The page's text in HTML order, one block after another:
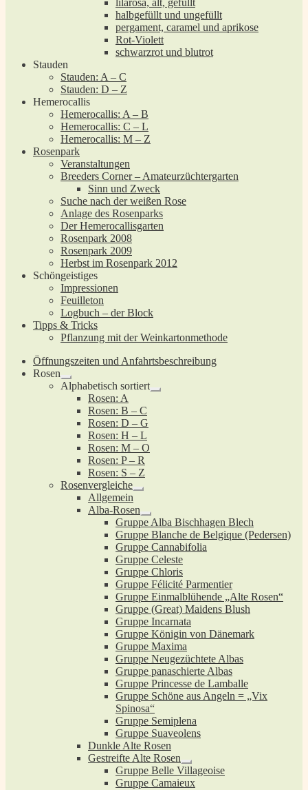
lilarosa, alt, gefüllt
halbgefüllt und ungefüllt
pergament, caramel und aprikose
Rot-Violett
schwarzrot und blutrot
Stauden
Stauden: A – C
Stauden: D – Z
Hemerocallis
Hemerocallis: A – B
Hemerocallis: C – L
Hemerocallis: M – Z
Rosenpark
Veranstaltungen
Breeders Corner – Amateurzüchtergarten
Sinn und Zweck
Suche nach der weißen Rose
Anlage des Rosenparks
Der Hemerocallisgarten
Rosenpark 2008
Rosenpark 2009
Herbst im Rosenpark 2012
Schöngeistiges
Impressionen
Feuilleton
Logbuch – der Block
Tipps & Tricks
Pflanzung mit der Weinkartonmethode
Öffnungszeiten und Anfahrtsbeschreibung
Rosen
Untermenü
öffnen
Alphabetisch sortiert
Untermenü
Rosen: A
Rosen: B – C
Rosen: D – G
Rosen: H – L
Rosen: M – O
Rosen: P – R
Rosen: S – Z
Rosenvergleiche
Untermenü
Allgemein
Alba-Rosen
Untermenü
öffnen
Gruppe Alba Bischhagen Blech
Gruppe Blanche de Belgique (Pedersen)
Gruppe Cannabifolia
Gruppe Celeste
Gruppe Chloris
Gruppe Félicité Parmentier
Gruppe Einmalblühende „Alte Rosen“
Gruppe (Great) Maidens Blush
Gruppe Incarnata
Gruppe Königin von Dänemark
Gruppe Maxima
Gruppe Neugezüchtete Albas
Gruppe panaschierte Albas
Gruppe Princesse de Lamballe
Gruppe Schöne aus Angeln = „Vix
Spinosa“
Gruppe Semiplena
Gruppe Suaveolens
Dunkle Alte Rosen
Gestreifte Alte Rosen
Untermenü
öffnen
Gruppe Belle Villageoise
Gruppe Camaieux